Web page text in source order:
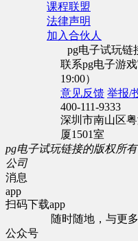
课程联盟
法律声明
加入合伙人
pg电子试玩链
联系pg电子游
19:00）
意见反馈 举报/
400-111-9333
深圳市南山区
厦1501室
pg电子试玩链接的版权所有
公司
消息
app
扫码下载app
随时随地，与更
公众号